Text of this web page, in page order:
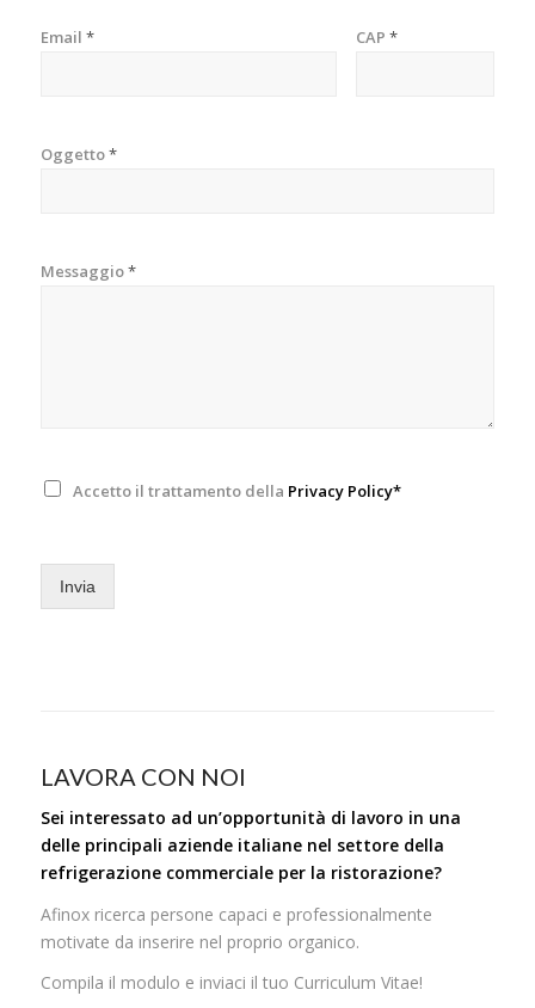
Email * CAP *
Oggetto*
Messaggio*
Accetto il trattamento della Privacy Policy*
Invia
LAVORA CON NOI
Sei interessato ad un’opportunità di lavoro in una
delle principali aziende italiane nel settore della
refrigerazione commerciale per la ristorazione?
Afinox ricerca persone capaci e professionalmente
motivate da inserire nel proprio organico.
Compila il modulo e inviaci il tuo Curriculum Vitae!